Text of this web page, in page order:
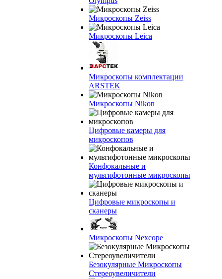
Микроскопы Zeiss
Микроскопы Leica
Микроскопы комплектации
ARSTEK
Микроскопы Nikon
Цифровые камеры для
микроскопов
Конфокальные и
мультифотонные микроскопы
Цифровые микроскопы и
сканеры
Микроскопы Nexcope
Безокулярные Микроскопы
Стереоувеличители